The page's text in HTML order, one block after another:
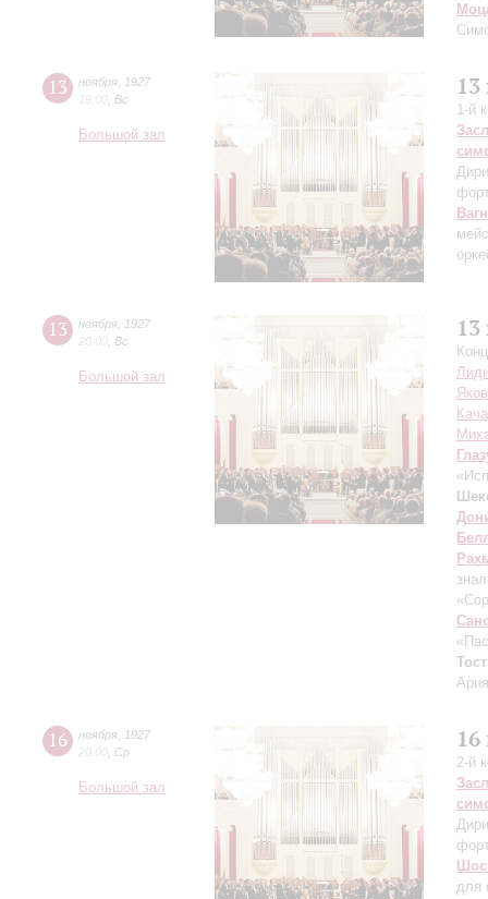
13 ноября
1927
19:00 Вс
Большой зал
1-й
13 ноября
1927
20:00 Вс
Большой зал
16 ноября
1927
20:00 Ср
Большой зал
2-й
для